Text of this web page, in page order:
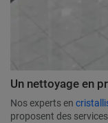
Un nettoyage en
Nos experts en
proposent des